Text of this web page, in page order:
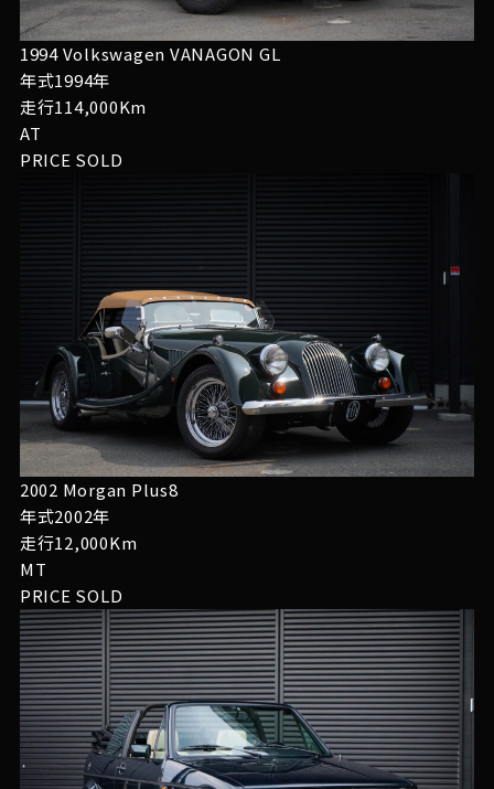
1994 Volkswagen VANAGON GL
年式1994年
走行114,000Km
AT
PRICE SOLD
2002 Morgan Plus8
年式2002年
走行12,000Km
MT
PRICE SOLD